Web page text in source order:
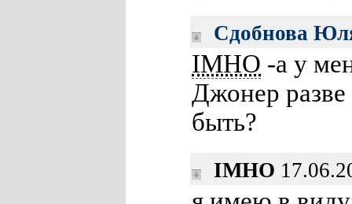
Сдобнова
IMHO -а у
Джонер
быть?
IMHO